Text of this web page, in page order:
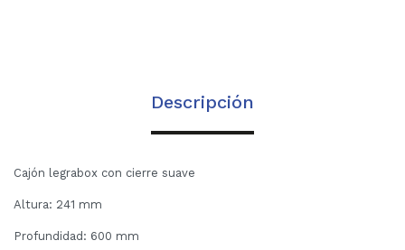
Descripción
Cajón legrabox con cierre suave
Altura: 241 mm
Profundidad: 600 mm